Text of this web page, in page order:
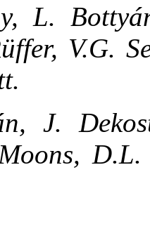
L.
V.G.
J.